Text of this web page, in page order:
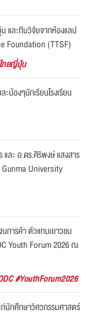
และทีมวิจัยจากห้องแลป
Foundation (TTSF)
ทยญี่ปุ่น
องๆนักเรียนโรงเรียน
ละ อ.ดร.ศิริพงษ์ แสงสาร
University
การค้า ตัวแทนเยาวชน
Youth Forum 2026 ณ
#YouthForum2026
นักศึกษาวิศวกรรมศาสตร์